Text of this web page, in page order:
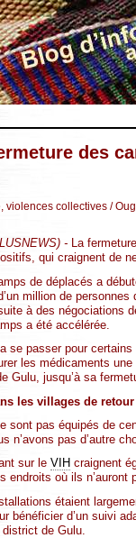
des
violences collectives /
- La
qui craignent de
de déplacés a
million de
à des négociations
a été accélérée.
se passer pour certains
les médicaments
Gulu, jusqu’à sa
les villages de retour
sont pas équipés de
n’avons pas d’autre
sur le VIH craignent
endroits où ils
étaient
bénéficier d’un suivi
de Gulu.